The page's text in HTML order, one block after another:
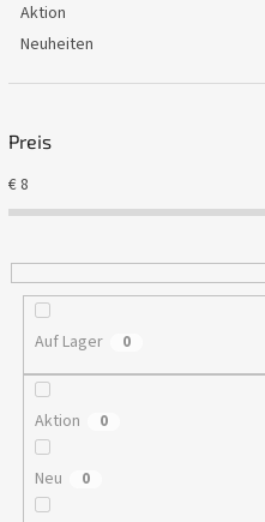
Aktion
Neuheiten
Preis
€8
Auf Lager 0
Aktion 0
Neu 0